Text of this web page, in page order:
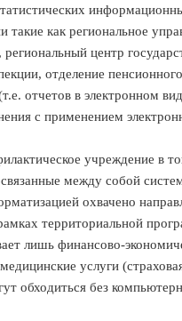
как региональное
центр
отделение
отчетов в электронном
с применением
учреждение в
между собой
охвачено
территориальной
лишь финансово-
услуги
обходиться без